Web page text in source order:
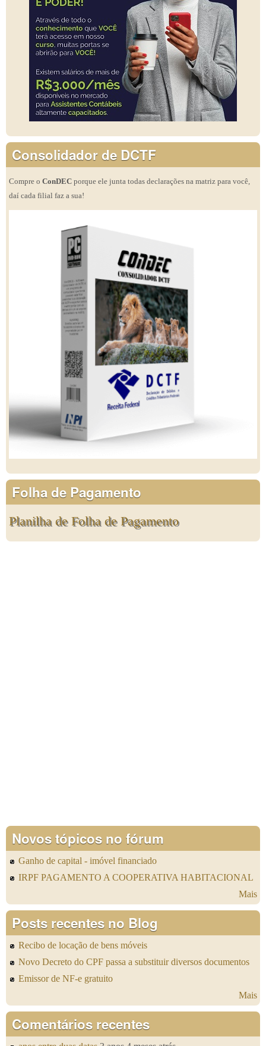
Consolidador de DCTF
Compre o ConDEC porque ele junta todas declarações na matriz para você,
daí cada filial faz a sua!
Folha de Pagamento
Planilha de Folha de Pagamento
Novos tópicos no fórum
Ganho de capital - imóvel financiado
IRPF PAGAMENTO A COOPERATIVA HABITACIONAL
Mais
Posts recentes no Blog
Recibo de locação de bens móveis
Novo Decreto do CPF passa a substituir diversos documentos
Emissor de NF-e gratuito
Mais
Comentários recentes